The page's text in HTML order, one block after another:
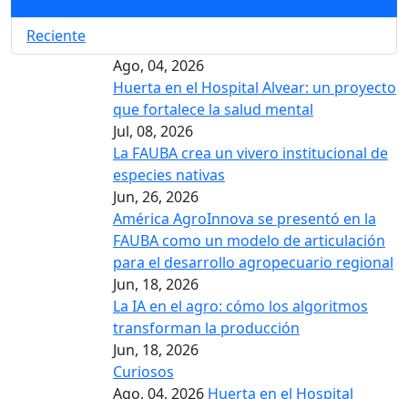
Reciente
Ago, 04, 2026
Huerta en el Hospital Alvear: un proyecto
que fortalece la salud mental
Jul, 08, 2026
La FAUBA crea un vivero institucional de
especies nativas
Jun, 26, 2026
América AgroInnova se presentó en la
FAUBA como un modelo de articulación
para el desarrollo agropecuario regional
Jun, 18, 2026
La IA en el agro: cómo los algoritmos
transforman la producción
Jun, 18, 2026
Curiosos
Ago, 04, 2026 Huerta en el Hospital